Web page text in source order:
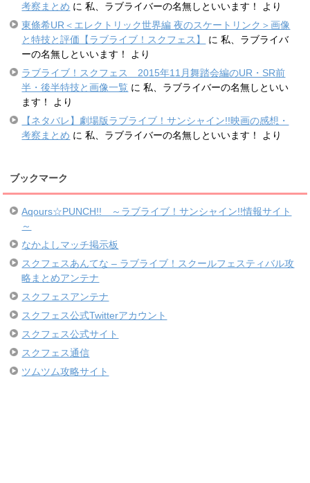
考察まとめ に私、ラブライバーの名無しといいます！
より
東條希UR＜エレクトリック世界編 夜のスケートリンク＞画像
と特技と評価【ラブライブ！スクフェス】
に私、ラブライバ
ーの名無しといいます！
より
ラブライブ！スクフェス 2015年11月舞踏会編のUR・SR前
半・後半特技と画像一覧 に私、ラブライバーの名無しといい
ます！
より
【ネタバレ】劇場版ラブライブ！サンシャイン!!映画の感想・
考察まとめ に私、ラブライバーの名無しといいます！ より
ブックマーク
Aqours☆PUNCH!! ～ラブライブ！サンシャイン!!情報サイト
～
なかよしマッチ掲示板
スクフェスあんてな – ラブライブ！スクールフェスティバル攻
略まとめアンテナ
スクフェスアンテナ
スクフェス公式Twitterアカウント
スクフェス公式サイト
スクフェス通信
ツムツム攻略サイト